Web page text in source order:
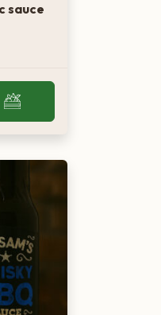
sauce